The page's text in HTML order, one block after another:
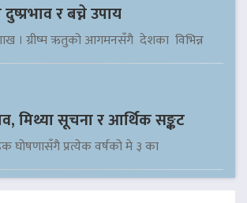
र बच्ने उपाय
। ग्रीष्म ऋतुको आगमनसँगै देशका विभिन्न
मिथ्या सूचना र आर्थिक सङ्कट
घोषणासँगै प्रत्येक वर्षको मे ३ का